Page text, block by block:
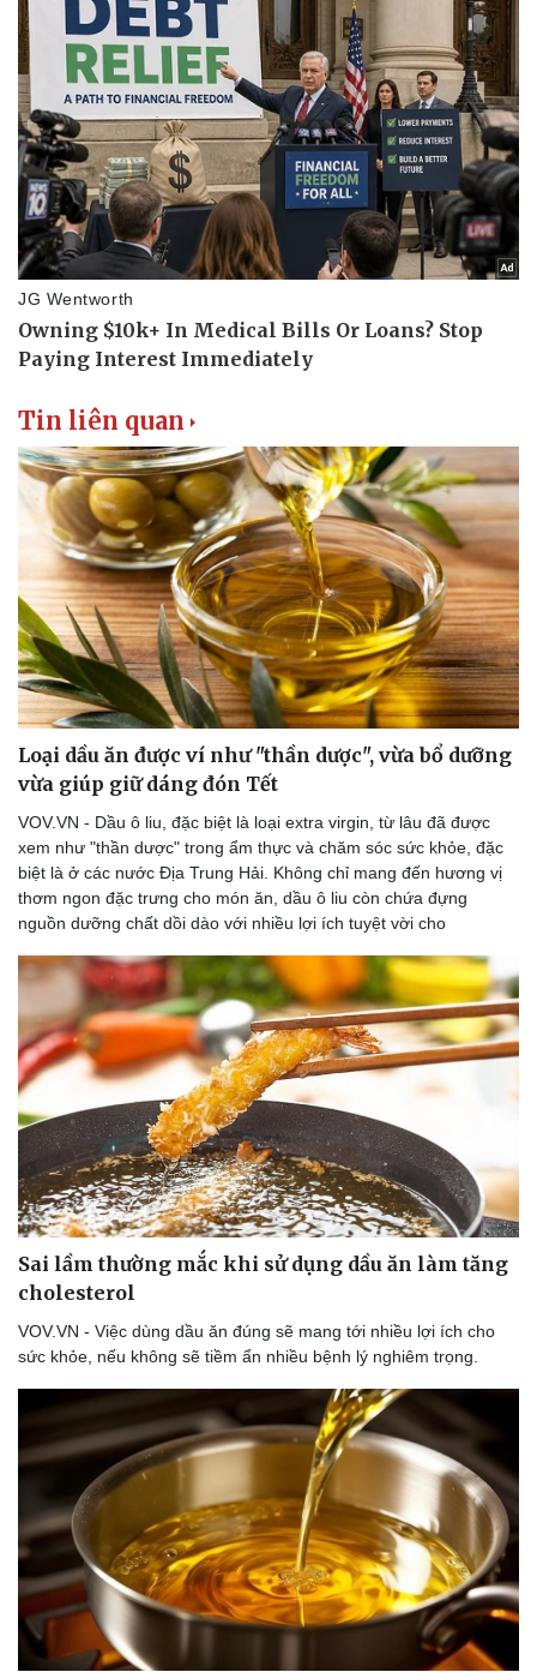
Văn hóa
Sân khấu - Điện ảnh
Văn học
Âm nhạc
Di sản
Nghệ sĩ
Thời trang
Sao Việt
Du lịch
Tư vấn
Săn Tour
check-in
Podcast
Câu chuyện thời sự
Đọc truyện đêm khuya
Kể chuyện cho bé
Hạt giống tâm hồn
Tin liên quan
Loại dầu ăn được ví như "thần dược", vừa bổ dưỡng
vừa giúp giữ dáng đón Tết
VOV.VN - Dầu ô liu, đặc biệt là loại extra virgin, từ lâu đã được
xem như "thần dược" trong ẩm thực và chăm sóc sức khỏe, đặc
biệt là ở các nước Địa Trung Hải. Không chỉ mang đến hương vị
thơm ngon đặc trưng cho món ăn, dầu ô liu còn chứa đựng
nguồn dưỡng chất dồi dào với nhiều lợi ích tuyệt vời cho
Sai lầm thường mắc khi sử dụng dầu ăn làm tăng
cholesterol
VOV.VN - Việc dùng dầu ăn đúng sẽ mang tới nhiều lợi ích cho
sức khỏe, nếu không sẽ tiềm ẩn nhiều bệnh lý nghiêm trọng.